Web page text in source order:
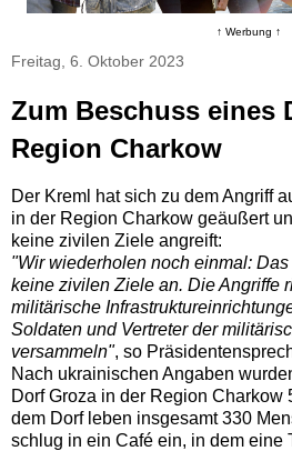
↑ Werbung ↑
Freitag, 6. Oktober 2023
Zum Beschuss eines
Region Charkow
Der Kreml hat sich zu dem Angriff
in der Region Charkow geäußert
keine zivilen Ziele angreift:
"Wir wiederholen noch einmal:
keine zivilen Ziele an. Die Angriffe
militärische
Soldaten und Vertreter der
versammeln", so
Nach ukrainischen Angaben
Dorf Groza in der Region Charkow
dem Dorf leben insgesamt 330
schlug in ein Café ein, in dem eine